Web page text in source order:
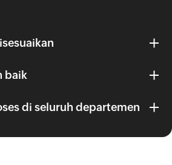
baik
di seluruh departemen